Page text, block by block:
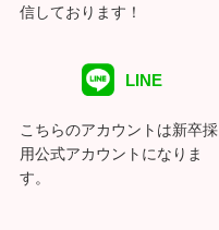
信しております！
LINE
こちらのアカウントは新卒採
用公式アカウントになりま
す。